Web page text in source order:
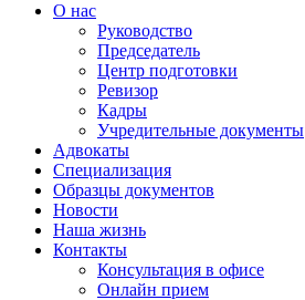
О нас
Руководство
Председатель
Центр подготовки
Ревизор
Кадры
Учредительные документы
Адвокаты
Специализация
Образцы документов
Новости
Наша жизнь
Контакты
Консультация в офисе
Онлайн прием